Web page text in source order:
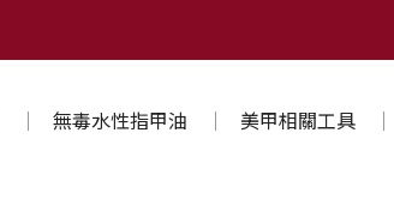
無毒水性指甲油 美甲相關工具